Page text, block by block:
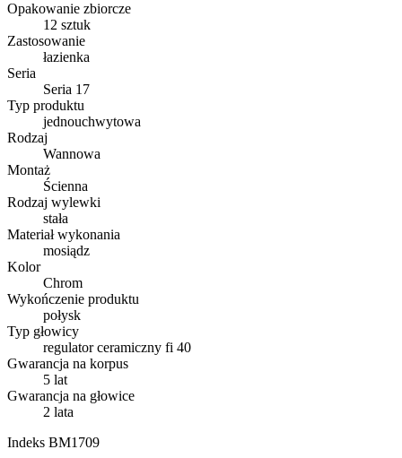
Opakowanie zbiorcze
12 sztuk
Zastosowanie
łazienka
Seria
Seria 17
Typ produktu
jednouchwytowa
Rodzaj
Wannowa
Montaż
Ścienna
Rodzaj wylewki
stała
Materiał wykonania
mosiądz
Kolor
Chrom
Wykończenie produktu
połysk
Typ głowicy
regulator ceramiczny fi 40
Gwarancja na korpus
5 lat
Gwarancja na głowice
2 lata
Indeks BM1709